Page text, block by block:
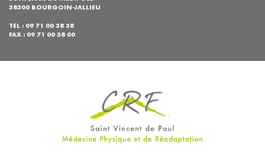
38300 BOURGOIN-JALLIEU
TEL : 09 71 00 38 38
FAX : 09 71 00 38 00